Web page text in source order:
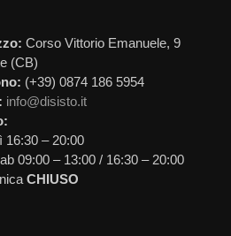
Corso Vittorio Emanuele, 9
(CB)
(+39) 0874 186 5954
info@disisto.it
16:30 – 20:00
09:00 – 13:00 / 16:30 – 20:00
CHIUSO